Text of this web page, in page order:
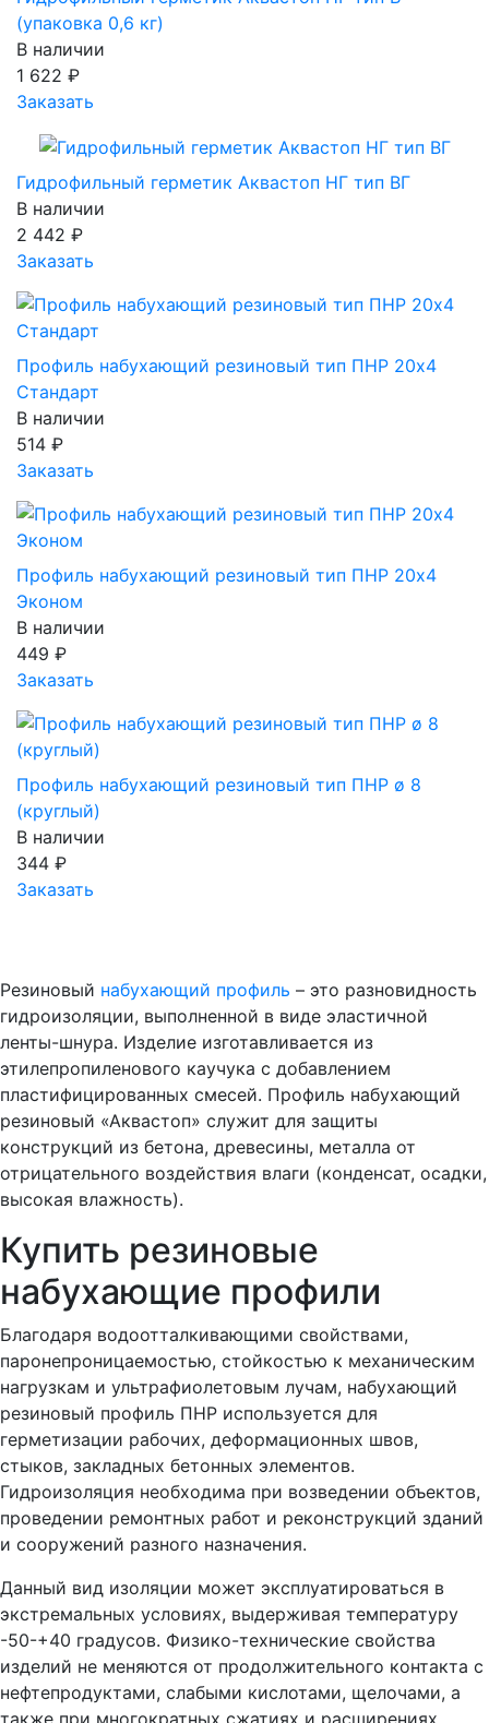
(упаковка 0,6 кг)
В наличии
1 622 ₽
Заказать
Гидрофильный герметик Аквастоп НГ тип ВГ
В наличии
2 442 ₽
Заказать
Профиль набухающий резиновый тип ПНР 20х4
Стандарт
В наличии
514 ₽
Заказать
Профиль набухающий резиновый тип ПНР 20х4
Эконом
В наличии
449 ₽
Заказать
Профиль набухающий резиновый тип ПНР ø 8
(круглый)
В наличии
344 ₽
Заказать
Резиновый набухающий профиль – это разновидность
гидроизоляции, выполненной в виде эластичной
ленты-шнура. Изделие изготавливается из
этилепропиленового каучука с добавлением
пластифицированных смесей. Профиль набухающий
резиновый «Аквастоп» служит для защиты
конструкций из бетона, древесины, металла от
отрицательного воздействия влаги (конденсат, осадки,
высокая влажность).
Купить резиновые
набухающие профили
Благодаря водоотталкивающими свойствами,
паронепроницаемостью, стойкостью к механическим
нагрузкам и ультрафиолетовым лучам, набухающий
резиновый профиль ПНР используется для
герметизации рабочих, деформационных швов,
стыков, закладных бетонных элементов.
Гидроизоляция необходима при возведении объектов,
проведении ремонтных работ и реконструкций зданий
и сооружений разного назначения.
Данный вид изоляции может эксплуатироваться в
экстремальных условиях, выдерживая температуру
-50-+40 градусов. Физико-технические свойства
изделий не меняются от продолжительного контакта с
нефтепродуктами, слабыми кислотами, щелочами, а
также при многократных сжатиях и расширениях.